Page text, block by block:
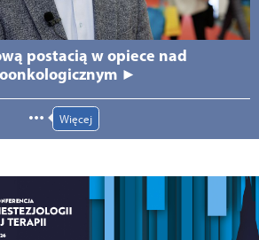
postacią w opiece nad
►
Więcej